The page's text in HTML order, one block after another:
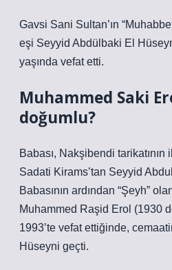
Gavsi Sani Sultan’ın
eşi Seyyid Abdülbaki El
yaşında vefat etti.
Muhammed Saki
doğumlu?
Babası, Nakşibendi
Sadati Kirams’tan Seyyid
Babasının ardından “Şeyh”
Muhammed Raşid Erol (1930
1993’te vefat ettiğinde,
Hüseyni geçti.